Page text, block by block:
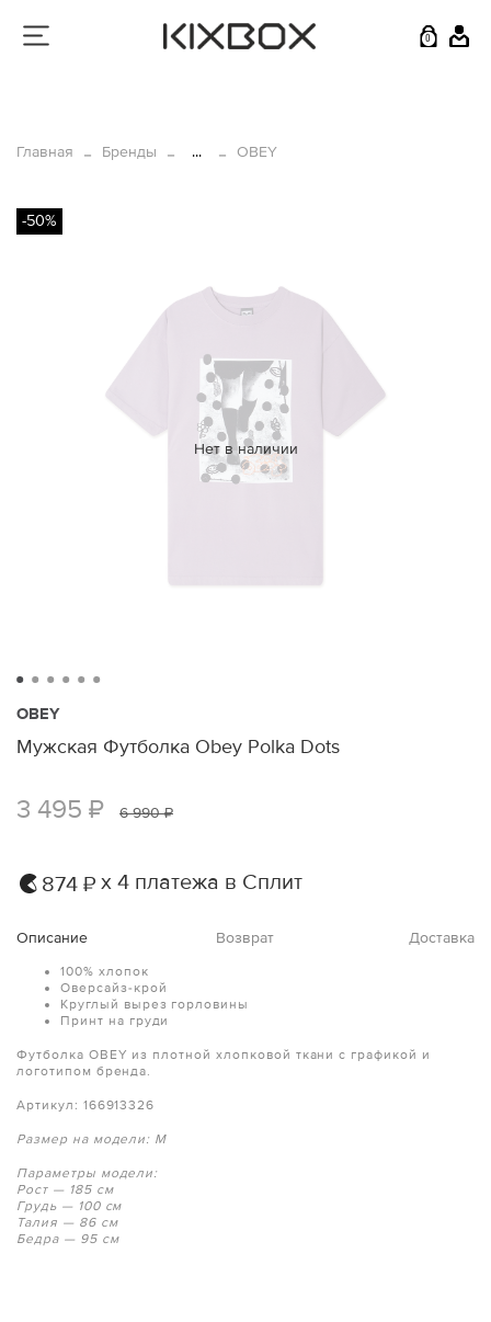
0
Главная Бренды ... OBEY
Нет в наличии
-50%
OBEY
Мужская Футболка Obey Polka Dots
3 495 ₽ 6 990 ₽
874 ₽ х 4 платежа в Сплит
Описание Возврат Доставка
100% хлопок
Оверсайз-крой
Круглый вырез горловины
Принт на груди
Футболка OBEY из плотной хлопковой ткани с графикой и
логотипом бренда.
Артикул: 166913326
Размер на модели: M
Параметры модели:
Рост — 185 см
Грудь — 100 см
Талия — 86 см
Бедра — 95 см